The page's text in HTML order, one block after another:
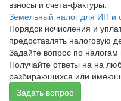
взносы и счета-фактуры.
Земельный налог для ИП и
Порядок исчисления и
предоставлять налоговую
Задайте вопрос по налогам
Получайте ответы на на
разбирающихся или
Задать вопрос